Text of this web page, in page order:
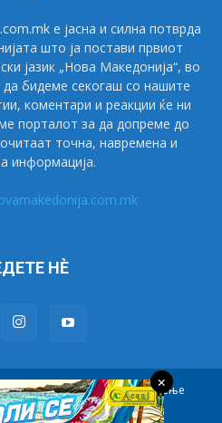
е јасна и силна потврда
што ја постави првиот
јазик „Нова Македонија“, во
бидеме секогаш со нашите
коментари и реакции ќе ни
порталот за да допреме до
точна, навремена и
информација.
НÈ
Правила на користење
×